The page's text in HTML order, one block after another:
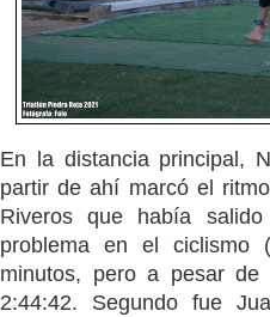
En la distancia principal,
partir de ahí marcó el
Riveros que había
problema en el ciclismo
minutos, pero a pesar de
2:44:42. Segundo fue